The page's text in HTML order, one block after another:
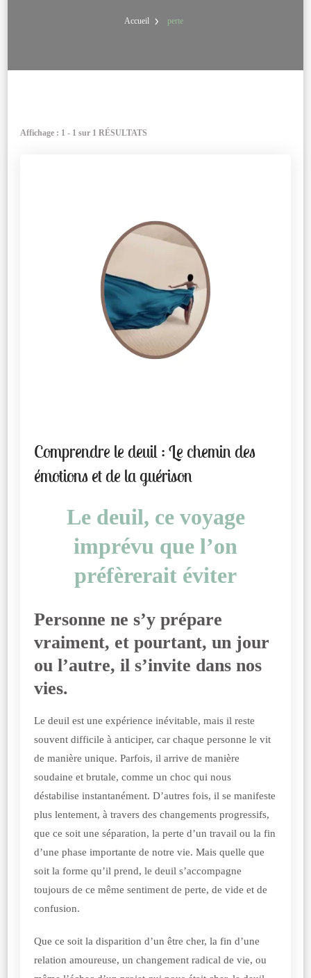
Accueil perte
Affichage : 1 - 1 sur 1 RÉSULTATS
Comprendre le deuil : Le chemin des
émotions et de la guérison
Le deuil, ce voyage
imprévu que l’on
préfèrerait éviter
Personne ne s’y prépare
vraiment, et pourtant, un jour
ou l’autre, il s’invite dans nos
vies.
Le deuil est une expérience inévitable, mais il reste
souvent difficile à anticiper, car chaque personne le vit
de manière unique. Parfois, il arrive de manière
soudaine et brutale, comme un choc qui nous
déstabilise instantanément. D’autres fois, il se manifeste
plus lentement, à travers des changements progressifs,
que ce soit une séparation, la perte d’un travail ou la fin
d’une phase importante de notre vie. Mais quelle que
soit la forme qu’il prend, le deuil s’accompagne
toujours de ce même sentiment de perte, de vide et de
confusion.
Que ce soit la disparition d’un être cher, la fin d’une
relation amoureuse, un changement radical de vie, ou